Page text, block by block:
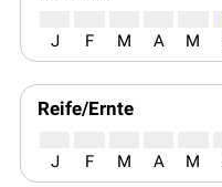
J F M A M
Reife/Ernte
J F M A M